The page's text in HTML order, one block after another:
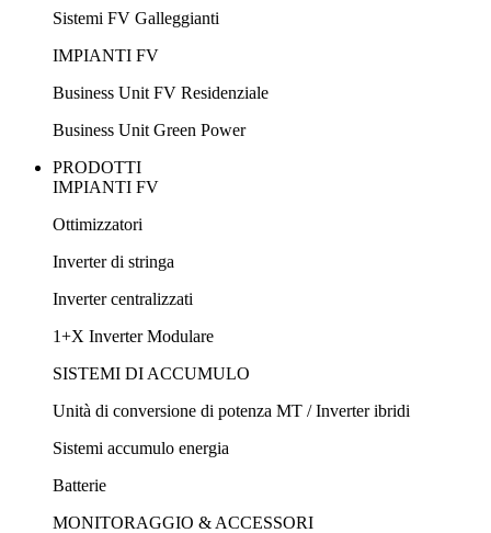
Sistemi FV Galleggianti
IMPIANTI FV
Business Unit FV Residenziale
Business Unit Green Power
PRODOTTI
IMPIANTI FV
Ottimizzatori
Inverter di stringa
Inverter centralizzati
1+X Inverter Modulare
SISTEMI DI ACCUMULO
Unità di conversione di potenza MT / Inverter ibridi
Sistemi accumulo energia
Batterie
MONITORAGGIO & ACCESSORI